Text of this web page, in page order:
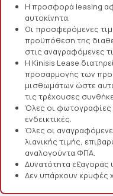
Η προσφορά leasing
αυτοκίνητα.
Οι προσφερόμενες
προϋπόθεση της
στις αναγραφόμενες
Η Kinisis Lease
προσαρμογής των
μισθωμάτων ώστε
τις τρέχουσες
Όλες οι φωτογραφίες
ενδεικτικές.
Όλες οι
λιανικής τιμής,
αναλογούντα ΦΠΑ.
Δυνατότητα
Δεν υπάρχουν κρυφές